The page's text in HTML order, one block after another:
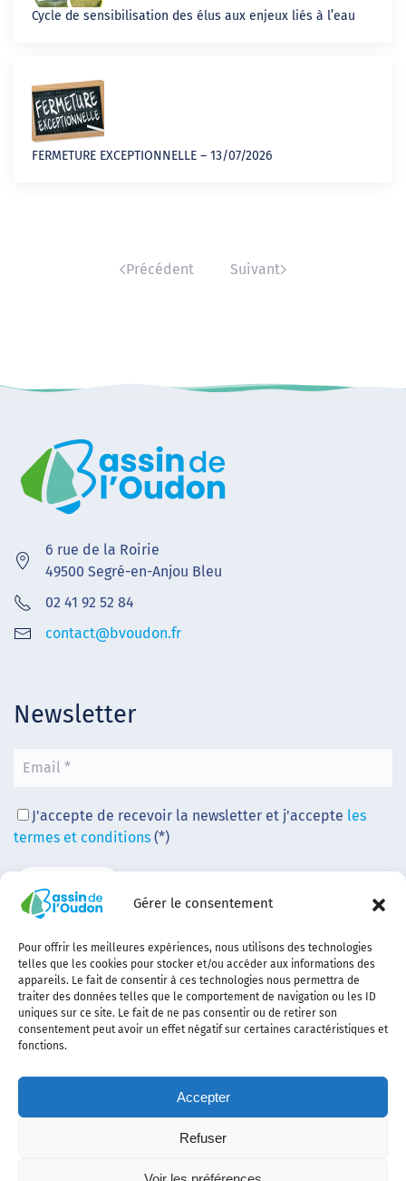
Gérer le consentement
Pour offrir les meilleures expériences, nous utilisons des technologies
telles que les cookies pour stocker et/ou accéder aux informations des
appareils. Le fait de consentir à ces technologies nous permettra de
traiter des données telles que le comportement de navigation ou les ID
uniques sur ce site. Le fait de ne pas consentir ou de retirer son
consentement peut avoir un effet négatif sur certaines caractéristiques et
fonctions.
Accepter
Refuser
Cycle de sensibilisation des élus aux enjeux liés à l’eau
FERMETURE EXCEPTIONNELLE – 13/07/2026
Précédent Suivant
6 rue de la Roirie
49500 Segré-en-Anjou Bleu
02 41 92 52 84
contact@bvoudon.fr
Newsletter
J'accepte de recevoir la newsletter et j'accepte les
termes et conditions (*)